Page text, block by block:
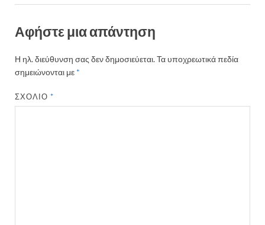
Αφήστε μια απάντηση
Η ηλ. διεύθυνση σας δεν δημοσιεύεται.Τα υποχρεωτικά πεδία
σημειώνονται με *
ΣΧΌΛΙΟ*